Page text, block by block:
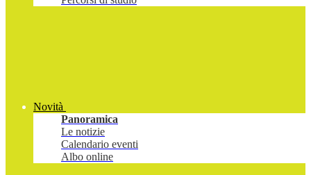
Novità
Panoramica
Le notizie
Calendario eventi
Albo online